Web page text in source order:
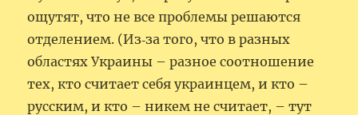
ощутят, что не все проблемы решаются
отделением. (Из‑за того, что в разных
областях Украины – разное соотношение
тех, кто считает себя украинцем, и кто –
русским, и кто – никем не считает, – тут